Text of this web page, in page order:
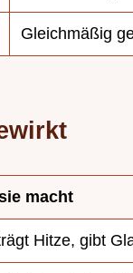
Gleichmäßig
macht
Hitze, gibt